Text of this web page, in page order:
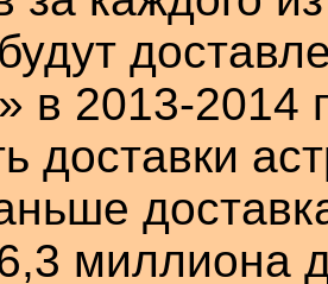
в 2013-2014
доставки
миллиона